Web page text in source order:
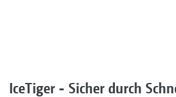
IceTiger - Sicher durch